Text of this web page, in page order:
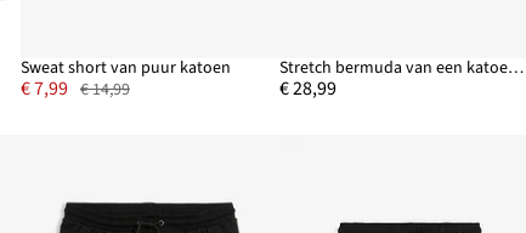
Sweat short van puur katoen
€ 7,99 € 14,99
Stretch bermuda van een katoenmix
€ 28,99